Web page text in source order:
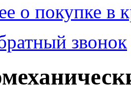
о покупке в
звонок